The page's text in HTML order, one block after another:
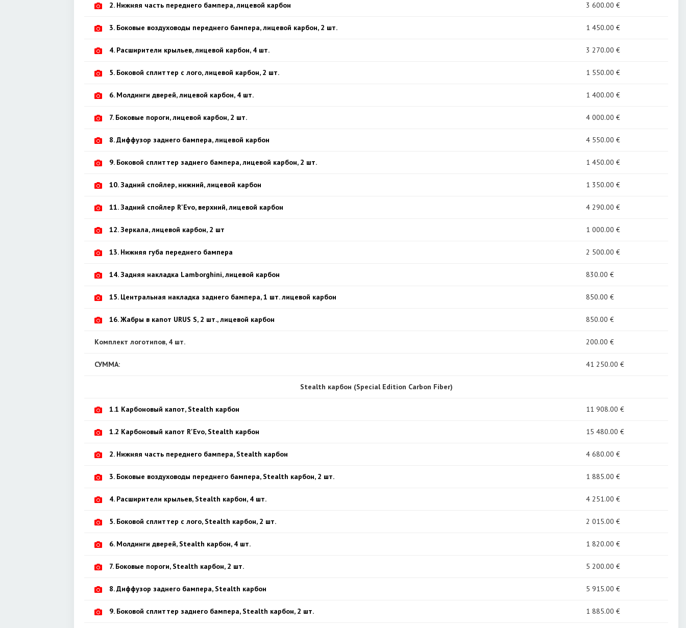
2. Нижняя часть переднего бампера, лицевой карбон 3 600.00 €
3. Боковые воздуховоды переднего бампера, лицевой карбон, 2 шт. 1 450.00 €
4. Расширители крыльев, лицевой карбон, 4 шт. 3 270.00 €
5. Боковой сплиттер c лого, лицевой карбон, 2 шт. 1 550.00 €
6. Молдинги дверей, лицевой карбон, 4 шт. 1 400.00 €
7. Боковые пороги, лицевой карбон, 2 шт. 4 000.00 €
8. Диффузор заднего бампера, лицевой карбон 4 550.00 €
9. Боковой сплиттер заднего бампера, лицевой карбон, 2 шт. 1 450.00 €
10. Задний спойлер, нижний, лицевой карбон 1 350.00 €
11. Задний спойлер R'Evo, верхний, лицевой карбон 4 290.00 €
12. Зеркала, лицевой карбон, 2 шт 1 000.00 €
13. Нижняя губа переднего бампера 2 500.00 €
14. Задняя накладка Lamborghini, лицевой карбон 830.00 €
15. Центральная накладка заднего бампера, 1 шт. лицевой карбон 850.00 €
16. Жабры в капот URUS S, 2 шт., лицевой карбон 850.00 €
Комплект логотипов, 4 шт. 200.00 €
СУММА: 41 250.00 €
Stealth карбон (Special Edition Carbon Fiber)
1.1 Карбоновый капот, Stealth карбон 11 908.00 €
1.2 Карбоновый капот R'Evo, Stealth карбон 15 480.00 €
2. Нижняя часть переднего бампера, Stealth карбон 4 680.00 €
3. Боковые воздуховоды переднего бампера, Stealth карбон, 2 шт. 1 885.00 €
4. Расширители крыльев, Stealth карбон, 4 шт. 4 251.00 €
5. Боковой сплиттер c лого, Stealth карбон, 2 шт. 2 015.00 €
6. Молдинги дверей, Stealth карбон, 4 шт. 1 820.00 €
7. Боковые пороги, Stealth карбон, 2 шт. 5 200.00 €
8. Диффузор заднего бампера, Stealth карбон 5 915.00 €
9. Боковой сплиттер заднего бампера, Stealth карбон, 2 шт. 1 885.00 €